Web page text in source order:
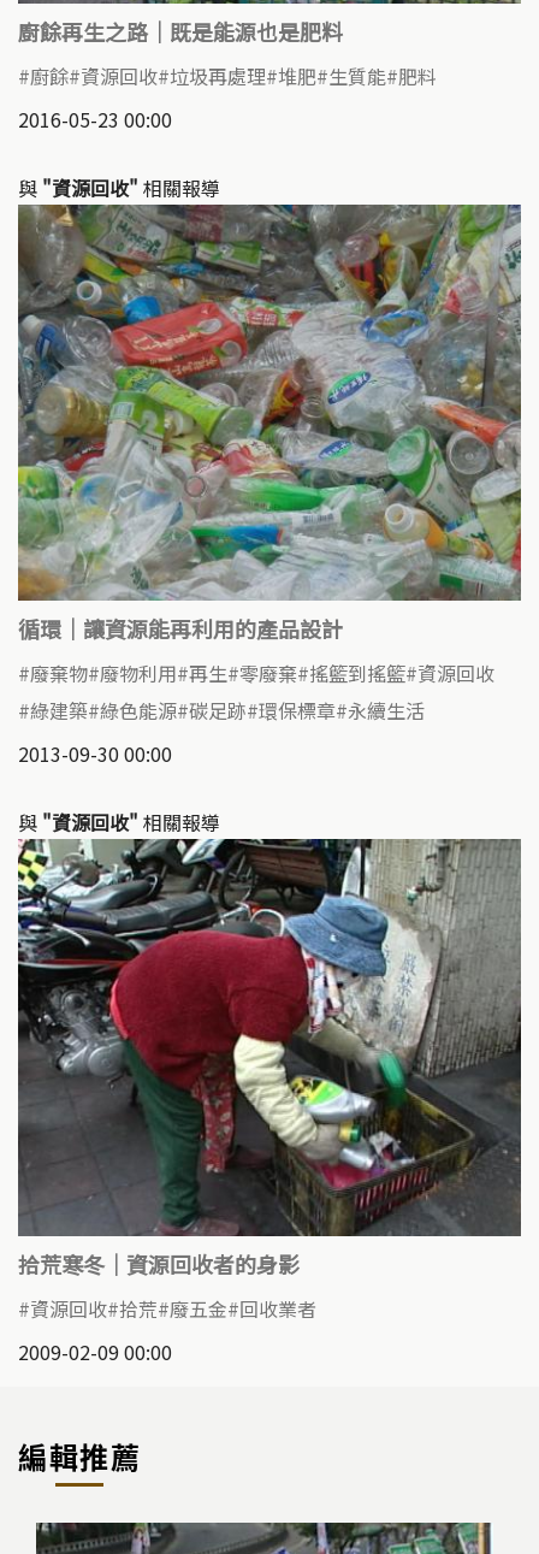
廚餘再生之路｜既是能源也是肥料
廚餘 資源回收 垃圾再處理 堆肥 生質能 肥料
2016-05-23 00:00
與 "資源回收" 相關報導
循環｜讓資源能再利用的產品設計
廢棄物 廢物利用 再生 零廢棄 搖籃到搖籃 資源回收
綠建築 綠色能源 碳足跡 環保標章 永續生活
2013-09-30 00:00
與 "資源回收" 相關報導
拾荒寒冬｜資源回收者的身影
資源回收 拾荒 廢五金 回收業者
2009-02-09 00:00
編輯推薦